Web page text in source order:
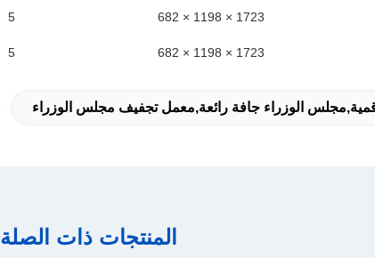
1723 × 1198 × 682
5
1723 × 1198 × 682
5
الوزراء جافة رائعة,معمل تجفيف مجلس الوزراء
المنتجات ذات الصلة